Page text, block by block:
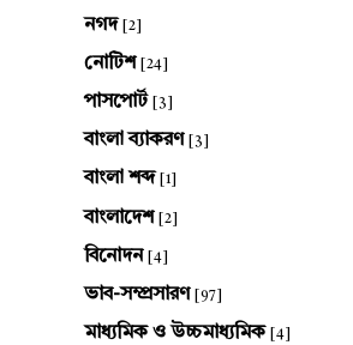
নগদ [2]
নোটিশ [24]
পাসপোর্ট [3]
বাংলা ব্যাকরণ [3]
বাংলা শব্দ [1]
বাংলাদেশ [2]
বিনোদন [4]
ভাব-সম্প্রসারণ [97]
মাধ্যমিক ও উচ্চমাধ্যমিক [4]